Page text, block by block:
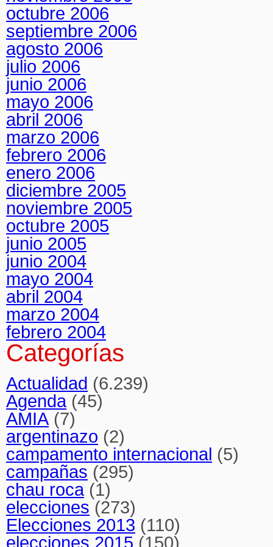
octubre 2006
septiembre 2006
agosto 2006
julio 2006
junio 2006
mayo 2006
abril 2006
marzo 2006
febrero 2006
enero 2006
diciembre 2005
noviembre 2005
octubre 2005
junio 2005
junio 2004
mayo 2004
abril 2004
marzo 2004
febrero 2004
Categorías
Actualidad (6.239)
Agenda(45)
AMIA (7)
argentinazo (2)
campamento internacional (5)
campañas (295)
chau roca(1)
elecciones (273)
Elecciones 2013 (110)
elecciones 2015 (150)